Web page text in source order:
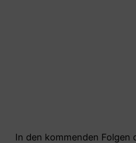
In den kommenden Folgen